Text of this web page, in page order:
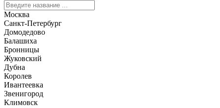
Москва
Санкт-Петербург
Домодедово
Балашиха
Бронницы
Жуковский
Дубна
Королев
Ивантеевка
Звенигород
Климовск